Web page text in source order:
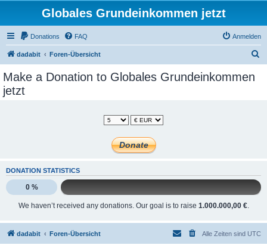
Globales Grundeinkommen jetzt
Donations FAQ Anmelden
dadabit Foren-Übersicht
Make a Donation to Globales Grundeinkommen
jetzt
DONATION STATISTICS
0 %
We haven’t received any donations. Our goal is to raise 1.000.000,00 €.
dadabit Foren-Übersicht Alle Zeiten sind UTC